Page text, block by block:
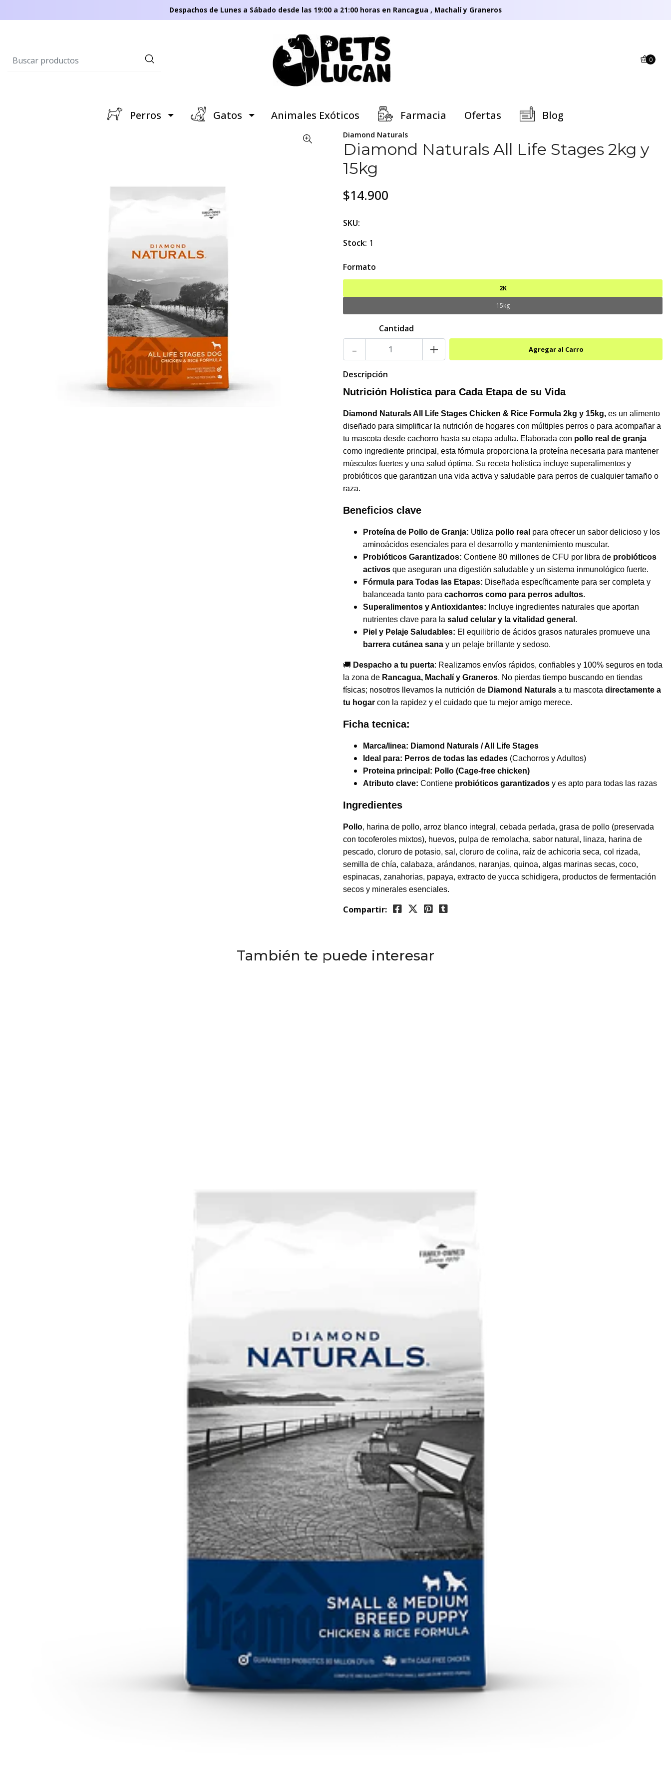
Despachos de Lunes a Sábado desde las 19:00 a 21:00 horas en Rancagua , Machalí y Graneros
0
Perros Gatos Animales Exóticos Farmacia Ofertas Blog
Diamond Naturals
Diamond Naturals All Life Stages 2kg y
15kg
$14.900
SKU:
Stock: 1
Formato
2K
15kg
Cantidad
- +
Descripción
Nutrición Holística para Cada Etapa de su Vida
Diamond Naturals All Life Stages Chicken & Rice Formula 2kg y 15kg, es un alimento
diseñado para simplificar la nutrición de hogares con múltiples perros o para acompañar a
tu mascota desde cachorro hasta su etapa adulta. Elaborada con pollo real de granja
como ingrediente principal, esta fórmula proporciona la proteína necesaria para mantener
músculos fuertes y una salud óptima. Su receta holística incluye superalimentos y
probióticos que garantizan una vida activa y saludable para perros de cualquier tamaño o
raza.
Beneficios clave
Proteína de Pollo de Granja: Utiliza pollo real para ofrecer un sabor delicioso y los
aminoácidos esenciales para el desarrollo y mantenimiento muscular.
Probióticos Garantizados: Contiene 80 millones de CFU por libra de probióticos
activos que aseguran una digestión saludable y un sistema inmunológico fuerte.
Fórmula para Todas las Etapas: Diseñada específicamente para ser completa y
balanceada tanto para cachorros como para perros adultos.
Superalimentos y Antioxidantes: Incluye ingredientes naturales que aportan
nutrientes clave para la salud celular y la vitalidad general .
Piel y Pelaje Saludables: El equilibrio de ácidos grasos naturales promueve una
barrera cutánea sana y un pelaje brillante y sedoso.
🚚 Despacho a tu puerta: Realizamos envíos rápidos, confiables y 100% seguros en toda
la zona de Rancagua, Machalí y Graneros. No pierdas tiempo buscando en tiendas
físicas; nosotros llevamos la nutrición de Diamond Naturals a tu mascota directamente a
tu hogar con la rapidez y el cuidado que tu mejor amigo merece.
Ficha tecnica:
Marca/linea: Diamond Naturals / All Life Stages
Ideal para: Perros de todas las edades (Cachorros y Adultos)
Proteina principal: Pollo (Cage-free chicken)
Atributo clave: Contiene probióticos garantizados y es apto para todas las razas
Ingredientes
Pollo, harina de pollo, arroz blanco integral, cebada perlada, grasa de pollo (preservada
con tocoferoles mixtos), huevos, pulpa de remolacha, sabor natural, linaza, harina de
pescado, cloruro de potasio, sal, cloruro de colina, raíz de achicoria seca, col rizada,
semilla de chía, calabaza, arándanos, naranjas, quinoa, algas marinas secas, coco,
espinacas, zanahorias, papaya, extracto de yucca schidigera, productos de fermentación
secos y minerales esenciales.
Compartir:
También te puede interesar